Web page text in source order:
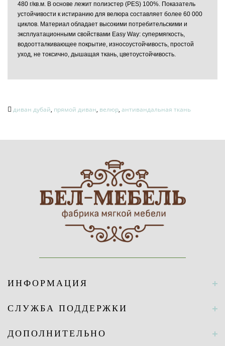
480 г/кв.м. В основе лежит полиэстер (PES) 100%. Показатель
устойчивости к истиранию для велюра составляет более 60 000
циклов. Материал обладает высокими потребительскими и
эксплуатационными свойствами Easy Way: супермягкость,
водоотталкивающее покрытие, износоустойчивость, простой
уход, не токсично, дышащая ткань, цветоустойчивость.
диван дубай, прямой диван, велюр, антивандальная ткань
ИНФОРМАЦИЯ
СЛУЖБА ПОДДЕРЖКИ
ДОПОЛНИТЕЛЬНО